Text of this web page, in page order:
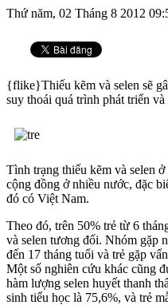
Thứ năm, 02 Tháng 8 2012
{flike}Thiếu kẽm và selen sẽ
suy thoái quá trình phát triển
Tình trạng thiếu kẽm và selen
cộng đồng ở nhiều nước, đặc
đó có Việt Nam.
Theo đó, trên 50% trẻ từ 6
và selen tương đối. Nhóm gặp
đến 17 tháng tuổi và trẻ gặp
Một số nghiên cứu khác cũng
hàm lượng selen huyết thanh
sinh tiểu học là 75,6%, và trẻ